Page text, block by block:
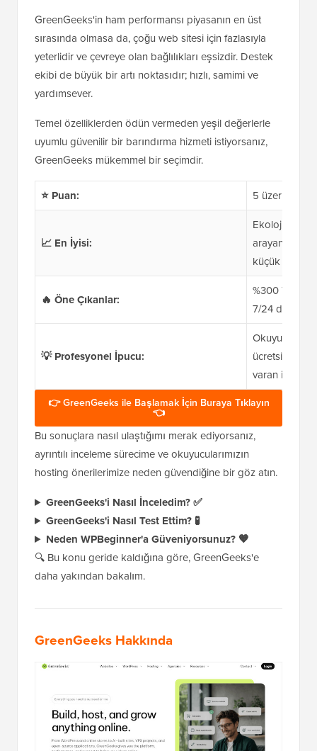
GreenGeeks'in ham performansı piyasanın en üst
sırasında olmasa da, çoğu web sitesi için fazlasıyla
yeterlidir ve çevreye olan bağlılıkları eşsizdir. Destek
ekibi de büyük bir artı noktasıdır; hızlı, samimi ve
yardımsever.
Temel özelliklerden ödün vermeden yeşil değerlerle
uyumlu güvenilir bir barındırma hizmeti istiyorsanız,
GreenGeeks mükemmel bir seçimdir.
⭐ Puan: 5 üzerinden
📈 En İyisi:
Ekolojik
arayan yeni
küçük
🔥 Öne Çıkanlar:
%300 Yeşil
7/24 destek,
💡 Profesyonel İpucu:
ücretsiz bir
varan indirim
👉 GreenGeeks ile Başlamak İçin Buraya Tıklayın
👈
Bu sonuçlara nasıl ulaştığımı merak ediyorsanız,
ayrıntılı inceleme sürecime ve okuyucularımızın
hosting önerilerimize neden güvendiğine bir göz atın.
GreenGeeks'i Nasıl İnceledim? ✅
GreenGeeks'i Nasıl Test Ettim? 🧪
Neden WPBeginner'a Güveniyorsunuz? 🧡
🔍 Bu konu geride kaldığına göre, GreenGeeks'e
daha yakından bakalım.
GreenGeeks Hakkında